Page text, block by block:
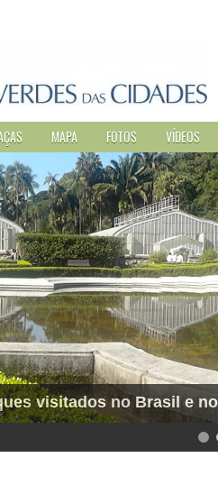
MAPA FOTOS VÍDEOS
visitados no Brasil e